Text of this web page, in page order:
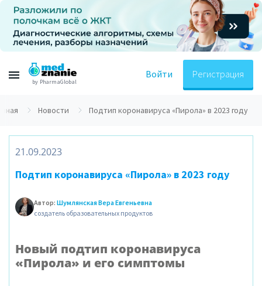
by PharmaGlobal
Войти Регистрация
Новости Подтип коронавируса «Пирола» в 2023 году
21.09.2023
Подтип коронавируса «Пирола» в 2023 году
Автор: Шумлянская Вера Евгеньевна
создатель образовательных продуктов
Новый подтип коронавируса
«Пирола» и его симптомы